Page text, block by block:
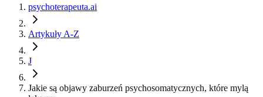
psychoterapeuta.ai
Artykuły A-Z
J
Jakie są objawy zaburzeń psychosomatycznych, które mylą